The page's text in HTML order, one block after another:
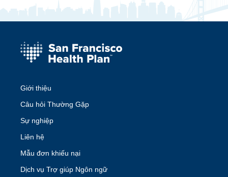
Giới thiệu
Câu hỏi Thường Gặp
Sự nghiệp
Liên hệ
Mẫu đơn khiếu nại
Dịch vụ Trợ giúp Ngôn ngữ